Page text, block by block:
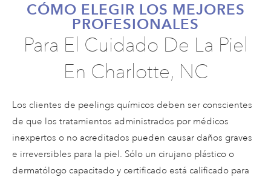
CÓMO ELEGIR LOS MEJORES
PROFESIONALES
Para El Cuidado De La Piel
En Charlotte, NC
Los clientes de peelings químicos deben ser conscientes
de que los tratamientos administrados por médicos
inexpertos o no acreditados pueden causar daños graves
e irreversibles para la piel. Sólo un cirujano plástico o
dermatólogo capacitado y certificado está calificado para